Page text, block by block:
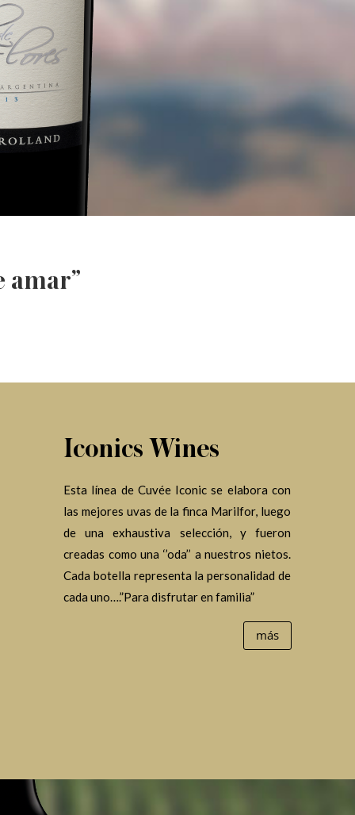
amar”
Iconics Wines
Esta línea de Cuvée Iconic se elabora con
las mejores uvas de la finca Marilfor, luego
de una exhaustiva selección, y fueron
creadas como una ‘’oda’’ a nuestros nietos.
Cada botella representa la personalidad de
cada uno….”Para disfrutar en familia”
más